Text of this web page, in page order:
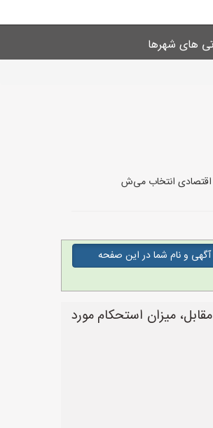
های شهرها
اقتصادی انتخاب می‌ش
و نام شما در این صفحه
میزان استحکام مورد